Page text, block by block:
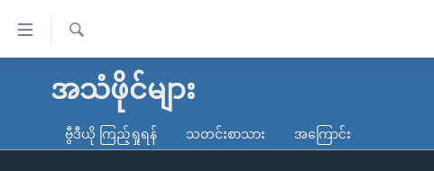
လွယ်ကူ
သည့်
မူလစာမျက်နှာ
ကမ္ဘာ့သတင်းများ
ရ
အသံဖိုင်များ
ဗွီဒီယို ကြည့်ရှုရန် သတင်းစာသား အကြောင်း